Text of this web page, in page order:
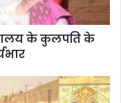
के कुलपति के